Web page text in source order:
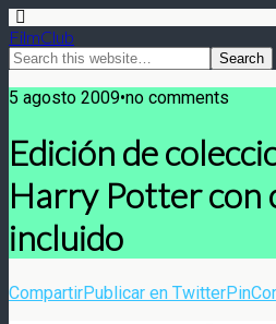
FilmClub
5 agosto 2009•no comments
Edición de
Harry Potter con
incluido
CompartirPublicar en TwitterPin